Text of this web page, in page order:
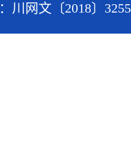
川网文〔2018〕